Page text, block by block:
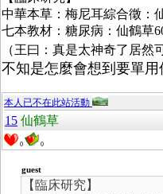
中華本草：梅尼耳綜合徵：
七本教材：糖尿病：仙鶴草
（王曰：真是太神奇了居然
不知是怎麼會想到要單
本人已不在此站活動
15 仙鶴草
0 0
guest
【臨床研究】